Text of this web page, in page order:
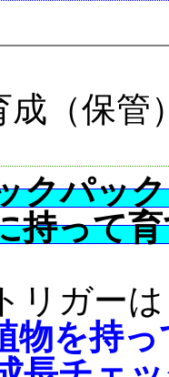
成（保
クパッ
持って
リガーは
物を持